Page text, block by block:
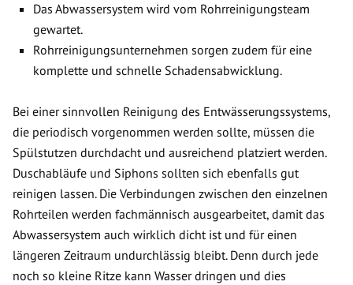
Das Abwassersystem wird vom Rohrreinigungsteam
gewartet.
Rohrreinigungsunternehmen sorgen zudem für eine
komplette und schnelle Schadensabwicklung.
Bei einer sinnvollen Reinigung des Entwässerungssystems,
die periodisch vorgenommen werden sollte, müssen die
Spülstutzen durchdacht und ausreichend platziert werden.
Duschabläufe und Siphons sollten sich ebenfalls gut
reinigen lassen. Die Verbindungen zwischen den einzelnen
Rohrteilen werden fachmännisch ausgearbeitet, damit das
Abwassersystem auch wirklich dicht ist und für einen
längeren Zeitraum undurchlässig bleibt. Denn durch jede
noch so kleine Ritze kann Wasser dringen und dies